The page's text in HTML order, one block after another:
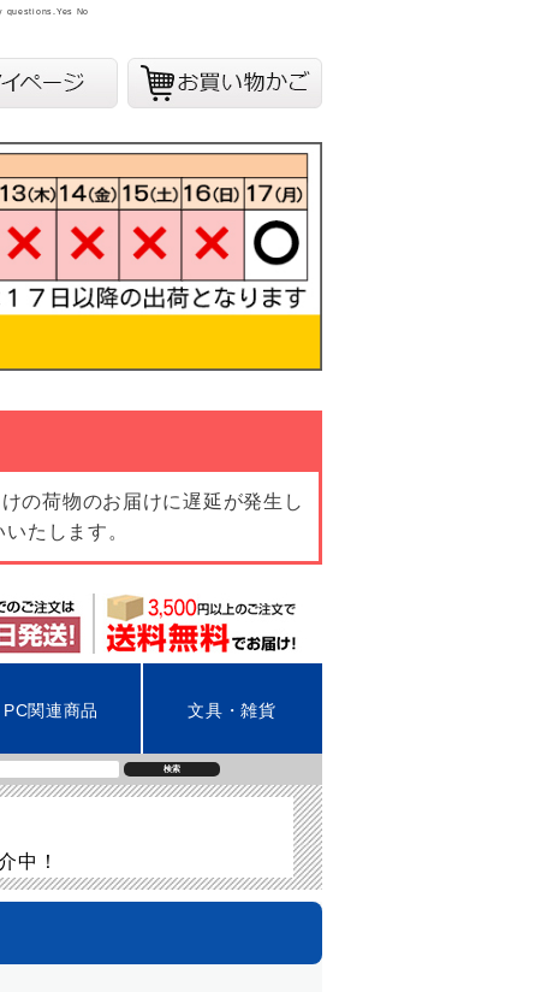
の荷物のお届けに遅延が発生し
たします。
PC関連商品 文具・雑貨
検索
中！
questions.Yes No